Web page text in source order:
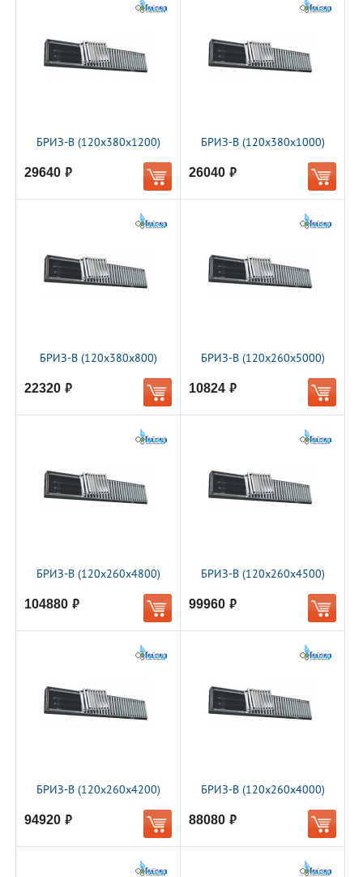
БРИЗ-В (120х380х1200)
29640 руб.
БРИЗ-В (120х380х1000)
26040 руб.
БРИЗ-В (120х380х800)
22320 руб.
БРИЗ-В (120х260х5000)
10824 руб.
БРИЗ-В (120х260х4800)
104880 руб.
БРИЗ-В (120х260х4500)
99960 руб.
БРИЗ-В (120х260х4200)
94920 руб.
БРИЗ-В (120х260х4000)
88080 руб.